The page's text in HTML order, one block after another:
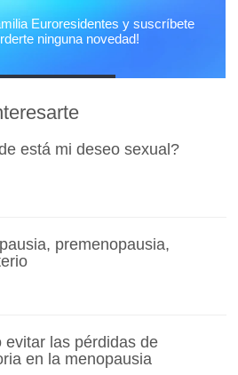
está mi deseo sexual?
premenopausia,
evitar las pérdidas de
en la menopausia